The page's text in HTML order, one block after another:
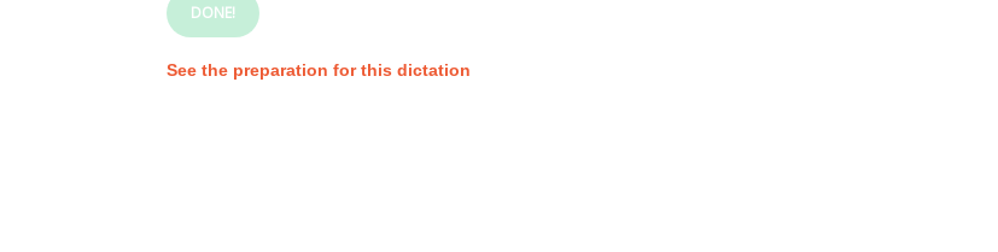
DONE!
See the preparation for this dictation